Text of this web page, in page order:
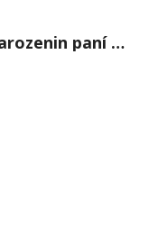
Oslava 101. narozenin paní Věry Skořepové